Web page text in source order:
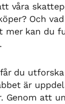
våra
Och
mer kan du
du
är
Genom att